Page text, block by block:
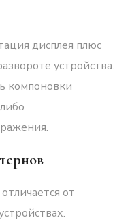
дисплея плюс
устройства.
компоновки
от